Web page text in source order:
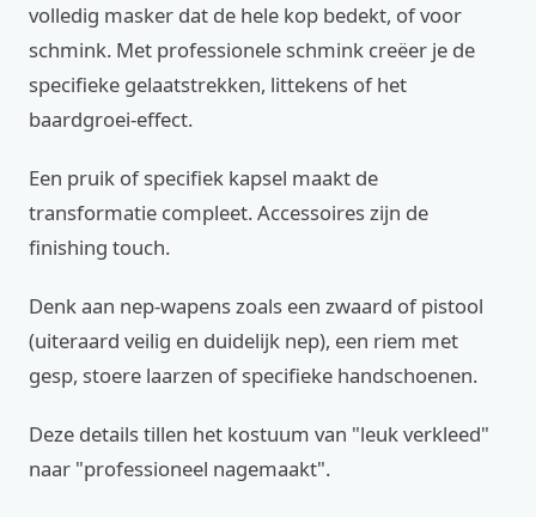
volledig masker dat de hele kop bedekt, of voor
schmink. Met professionele schmink creëer je de
specifieke gelaatstrekken, littekens of het
baardgroei-effect.
Een pruik of specifiek kapsel maakt de
transformatie compleet. Accessoires zijn de
finishing touch.
Denk aan nep-wapens zoals een zwaard of pistool
(uiteraard veilig en duidelijk nep), een riem met
gesp, stoere laarzen of specifieke handschoenen.
Deze details tillen het kostuum van "leuk verkleed"
naar "professioneel nagemaakt".